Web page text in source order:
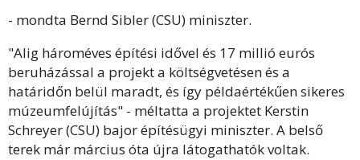
- mondta Bernd Sibler (CSU) miniszter.
"Alig hároméves építési idővel és 17 millió eurós
beruházással a projekt a költségvetésen és a
határidőn belül maradt, és így példaértékűen sikeres
múzeumfelújítás" - méltatta a projektet Kerstin
Schreyer (CSU) bajor építésügyi miniszter. A belső
terek már március óta újra látogathatók voltak.